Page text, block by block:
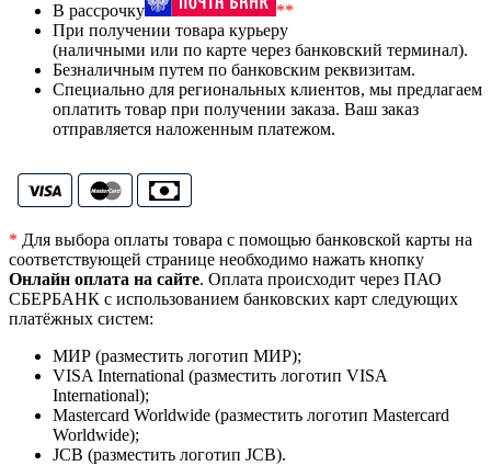
В рассрочку
**
При получении товара курьеру
(наличными или по карте через банковский терминал).
Безналичным путем по банковским реквизитам.
Специально для региональных клиентов, мы предлагаем
оплатить товар при получении заказа. Ваш заказ
отправляется наложенным платежом.
* Для выбора оплаты товара с помощью банковской карты на
соответствующей странице необходимо нажать кнопку
Онлайн оплата на сайте. Оплата происходит через ПАО
СБЕРБАНК с использованием банковских карт следующих
платёжных систем:
МИР (разместить логотип МИР);
VISA International (разместить логотип VISA
International);
Mastercard Worldwide (разместить логотип Mastercard
Worldwide);
JCB (разместить логотип JCB).